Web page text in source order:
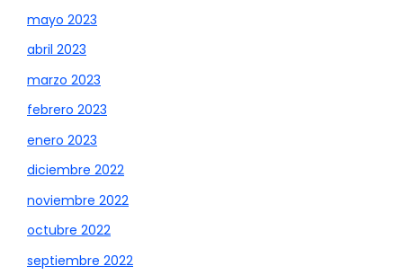
mayo 2023
abril 2023
marzo 2023
febrero 2023
enero 2023
diciembre 2022
noviembre 2022
octubre 2022
septiembre 2022